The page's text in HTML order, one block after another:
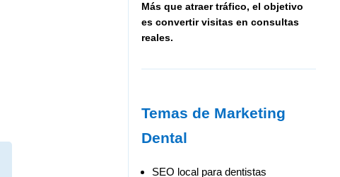
Más que atraer tráfico, el objetivo
es convertir visitas en consultas
reales.
Temas de Marketing
Dental
SEO local para dentistas